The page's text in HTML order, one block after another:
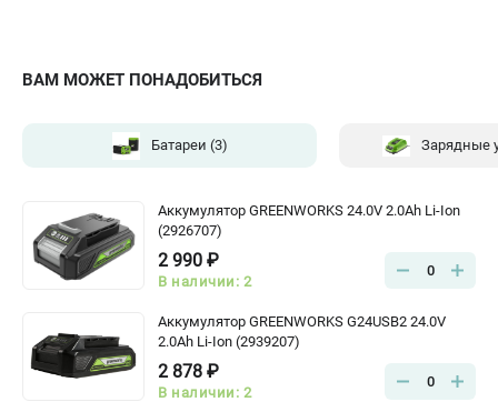
ВАМ МОЖЕТ ПОНАДОБИТЬСЯ
Батареи (3) Зарядные
Аккумулятор GREENWORKS 24.0V 2.0Ah Li-Ion
(2926707)
2 990 ₽
В наличии: 2
0
Аккумулятор GREENWORKS G24USB2 24.0V
2.0Ah Li-Ion (2939207)
2 878 ₽
В наличии: 2
0